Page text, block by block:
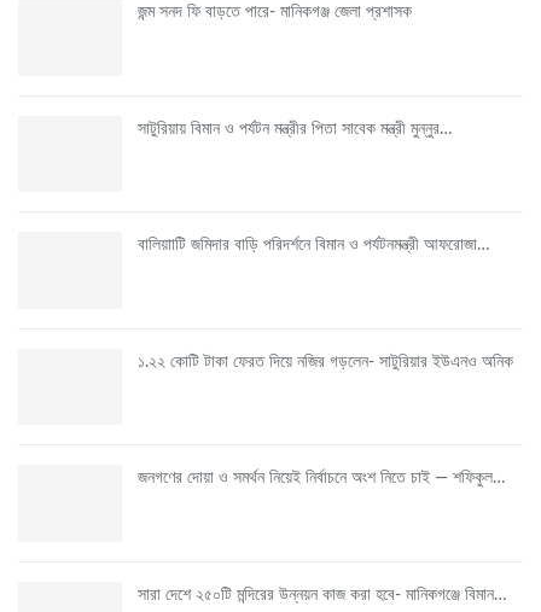
জন্ম সনদ ফি বাড়তে পারে- মানিকগঞ্জ জেলা প্রশাসক
সাটুরিয়ায় বিমান ও পর্যটন মন্ত্রীর পিতা সাবেক মন্ত্রী মুন্নুর…
বালিয়াাটি জমিদার বাড়ি পরিদর্শনে বিমান ও পর্যটনমন্ত্রী আফরোজা…
১.২২ কোটি টাকা ফেরত দিয়ে নজির গড়লেন- সাটুরিয়ার ইউএনও অনিক
জনগণের দোয়া ও সমর্থন নিয়েই নির্বাচনে অংশ নিতে চাই — শফিকুল…
সারা দেশে ২৫০টি মন্দিরের উন্নয়ন কাজ করা হবে- মানিকগঞ্জে বিমান…